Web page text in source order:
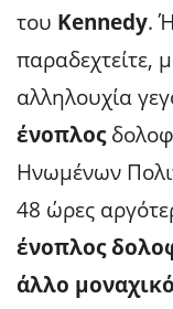
του Kennedy.
παραδεχτείτε,
αλληλουχία
ένοπλος
Ηνωμένων
48 ώρες
ένοπλος
άλλο